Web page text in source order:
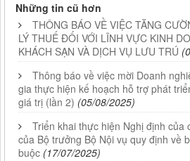
Những tin cũ hơn
THÔNG BÁO VỀ VIỆC TĂNG
LÝ THUẾ ĐỐI VỚI LĨNH VỰC KINH
KHÁCH SẠN VÀ DỊCH VỤ LƯU TRÚ
Thông báo về việc mời Doanh
gia thực hiện kế hoạch hỗ trợ phát
giá trị (lần 2) (05/08/2025)
Triển khai thực hiện Nghị định của
của Bộ trưởng Bộ Nội vụ quy định về
buộc (17/07/2025)